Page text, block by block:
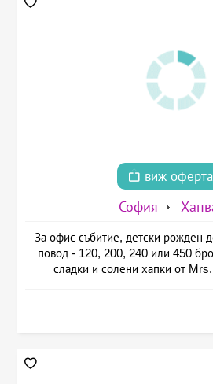
виж
София
За офис събитие, детски рожден
повод - 120, 200, 240 или 450
сладки и солени хапки от